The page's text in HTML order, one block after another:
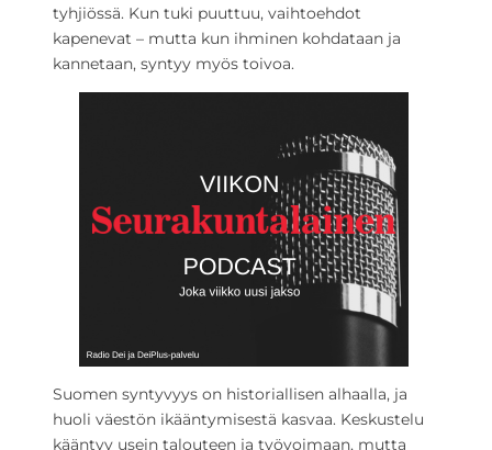
tyhjiössä. Kun tuki puuttuu, vaihtoehdot
kapenevat – mutta kun ihminen kohdataan ja
kannetaan, syntyy myös toivoa.
Suomen syntyvyys on historiallisen alhaalla, ja
huoli väestön ikääntymisestä kasvaa. Keskustelu
kääntyy usein talouteen ja työvoimaan, mutta